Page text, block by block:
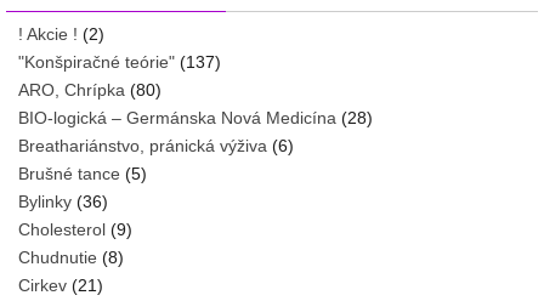
! Akcie ! (2)
"Konšpiračné teórie" (137)
ARO, Chrípka (80)
BIO-logická – Germánska Nová Medicína (28)
Breathariánstvo, pránická výživa (6)
Brušné tance (5)
Bylinky (36)
Cholesterol (9)
Chudnutie (8)
Cirkev (21)